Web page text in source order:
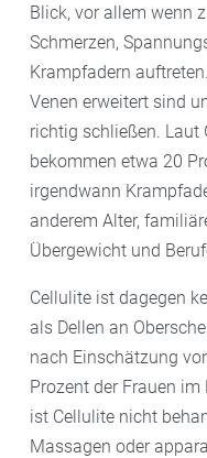
Blick, vor allem wenn
Schmerzen,
Krampfadern
Venen erweitert sind
richtig schließen.
bekommen etwa 20
irgendwann
anderem Alter,
Übergewicht und
Cellulite ist dagegen
als Dellen an
nach Einschätzung
Prozent der Frauen
ist Cellulite nicht
Massagen oder